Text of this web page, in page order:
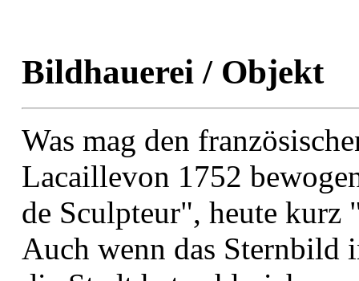
Bildhauerei / Objekt
Was mag den
Lacaillevon 1752
de Sculpteur", heute kurz
Auch wenn das Sternbild